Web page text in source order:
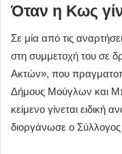
Όταν η Κως
Σε μία από τις
στη συμμετοχή του σε
Ακτών», που
Δήμους Μούγλων και
κείμενο γίνεται ειδική
διοργάνωσε ο